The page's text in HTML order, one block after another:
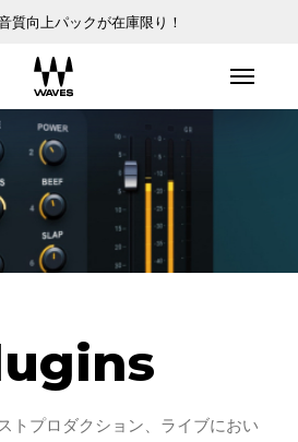
質向上パックが在庫限り！
トプロダクション、ライブにおい